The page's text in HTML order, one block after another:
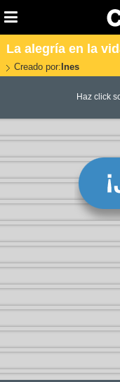
La alegría en la
Creado por: Ines
Haz click